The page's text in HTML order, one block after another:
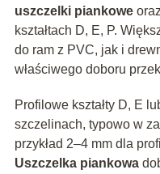
uszczelki piankoweoraz
kształtach D, E, P.
do ram z PVC, jak i
właściwego doboru
Profilowe kształty D, E
szczelinach, typowo w
przykład 2–4 mm dla
Uszczelka piankowa